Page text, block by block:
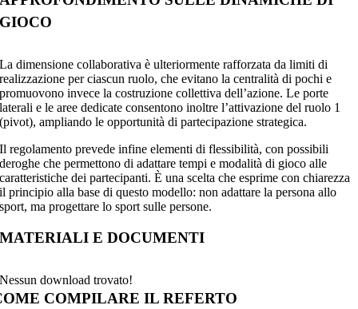
GIOCO
La dimensione collaborativa è ulteriormente rafforzata da limiti di
realizzazione per ciascun ruolo, che evitano la centralità di pochi e
promuovono invece la costruzione collettiva dell’azione. Le porte
laterali e le aree dedicate consentono inoltre l’attivazione del ruolo 1
(pivot), ampliando le opportunità di partecipazione strategica.
Il regolamento prevede infine elementi di flessibilità, con possibili
deroghe che permettono di adattare tempi e modalità di gioco alle
caratteristiche dei partecipanti. È una scelta che esprime con chiarezza
il principio alla base di questo modello: non adattare la persona allo
sport, ma progettare lo sport sulle persone.
MATERIALI E DOCUMENTI
Nessun download trovato!
COMPILARE IL REFERTO